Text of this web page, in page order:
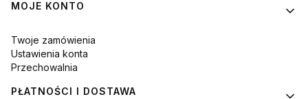
MOJE KONTO
Twoje zamówienia
Ustawienia konta
Przechowalnia
PŁATNOŚCI I DOSTAWA